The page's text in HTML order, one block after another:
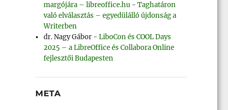
margójára – libreoffice.hu -Taghatáron
való elválasztás – egyedülálló újdonság a
Writerben
dr. Nagy Gábor -LiboCon és COOL Days
2025 – a LibreOffice és Collabora Online
fejlesztői Budapesten
META